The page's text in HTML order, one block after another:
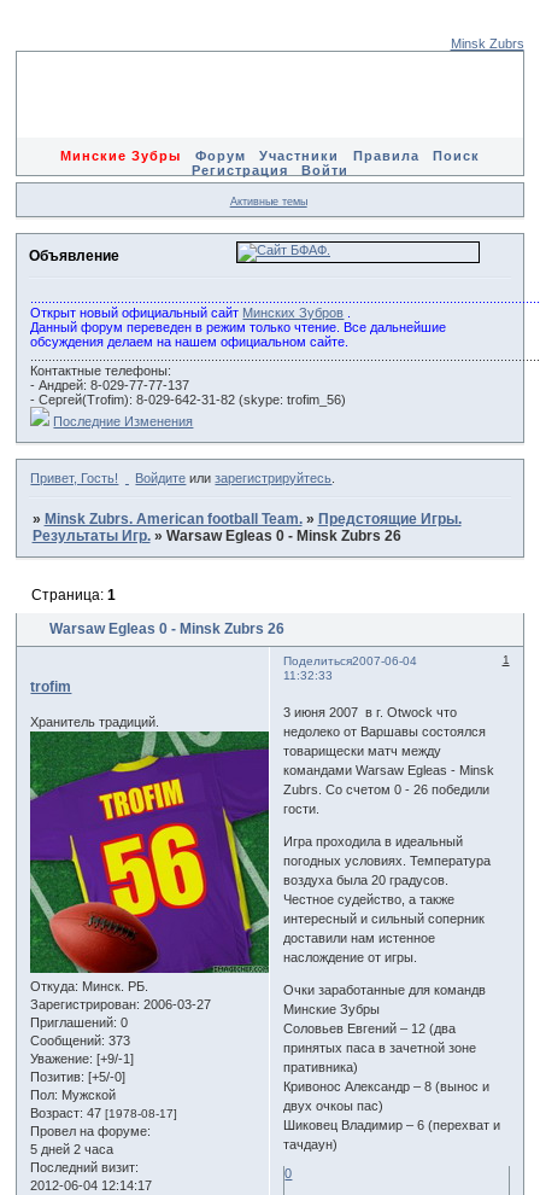
Minsk Zubrs
Минские Зубры Форум Участники Правила
Поиск
Регистрация
Войти
Активные темы
Объявление
Открыт новый официальный сайт Минских Зубров
Данный форум переведен в режим только чтение. Все дальнейшие
обсуждения делаем на нашем официальном сайте.
Контактные телефоны:
- Андрей: 8-029-77-77-137
- Сергей(Trofim): 8-029-642-31-82 (skype: trofim_56)
Последние Изменения
Привет, Гость! Войдите илизарегистрируйтесь
» Minsk Zubrs. American football Team. » Предстоящие Игры.
Результаты Игр. » Warsaw Egleas 0 - Minsk Zubrs 26
Warsaw Egleas 0 - Minsk Zubrs 26
Страница: 1
Поделиться 1
2007-06-04
11:32:33
trofim
Хранитель традиций.
Откуда: Минск. РБ.
Зарегистрирован: 2006-03-27
Приглашений: 0
Сообщений: 373
Уважение: [+9/-1]
Позитив: [+5/-0]
Пол: Мужской
Возраст: 47[1978-08-17]
Провел на форуме:
5 дней 2 часа
Последний визит:
2012-06-04 12:14:17
3 июня 2007 в г. Otwock что
недолеко от Варшавы состоялся
товарищески матч между
командами Warsaw Egleas - Minsk
Zubrs. Со счетом 0 - 26 победили
гости.
Игра проходила в идеальный
погодных условиях. Температура
воздуха была 20 градусов.
Честное судейство, а также
интересный и сильный соперник
доставили нам истенное
наслождение от игры.
Очки заработанные для командв
Минские Зубры
Соловьев Евгений – 12 (два
принятых паса в зачетной зоне
пративника)
Кривонос Александр – 8 (вынос и
двух очкоы пас)
Шиковец Владимир – 6 (перехват и
тачдаун)
0